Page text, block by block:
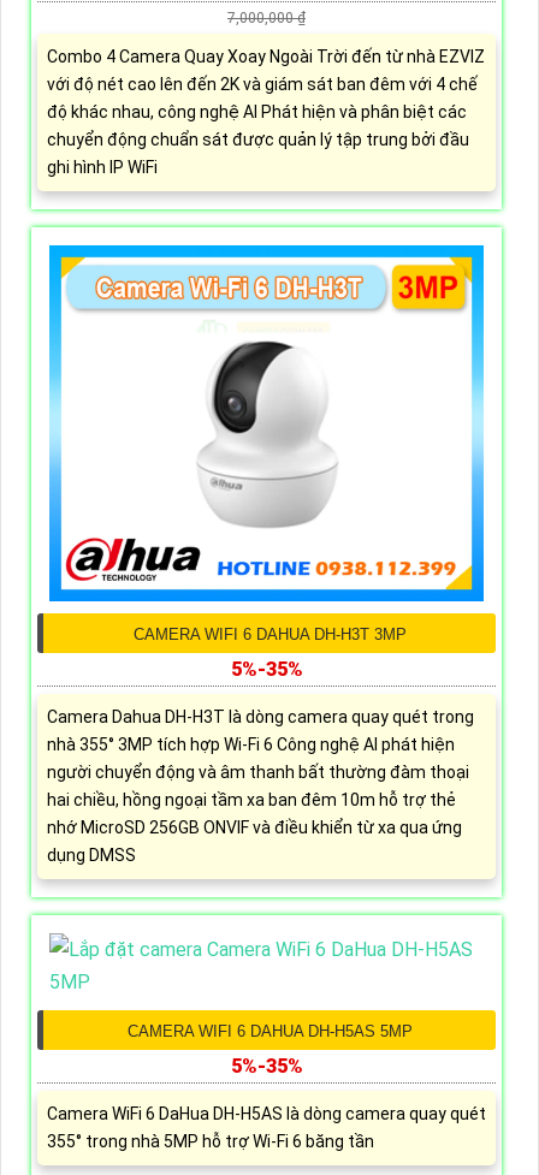
7,000,000 ₫
Combo 4 Camera Quay Xoay Ngoài Trời đến từ nhà EZVIZ
với độ nét cao lên đến 2K và giám sát ban đêm với 4 chế
độ khác nhau, công nghệ AI Phát hiện và phân biệt các
chuyển động chuẩn sát được quản lý tập trung bởi đầu
ghi hình IP WiFi
CAMERA WIFI 6 DAHUA DH-H3T 3MP
5%-35%
Camera Dahua DH-H3T là dòng camera quay quét trong
nhà 355° 3MP tích hợp Wi-Fi 6 Công nghệ AI phát hiện
người chuyển động và âm thanh bất thường đàm thoại
hai chiều, hồng ngoại tầm xa ban đêm 10m hỗ trợ thẻ
nhớ MicroSD 256GB ONVIF và điều khiển từ xa qua ứng
dụng DMSS
CAMERA WIFI 6 DAHUA DH-H5AS 5MP
5%-35%
Camera WiFi 6 DaHua DH-H5AS là dòng camera quay quét
355° trong nhà 5MP hỗ trợ Wi-Fi 6 băng tần